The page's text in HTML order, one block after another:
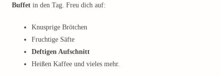
Buffet in den Tag. Freu dich auf:
Knusprige Brötchen
Fruchtige Säfte
Deftigen Aufschnitt
Heißen Kaffee und vieles mehr.